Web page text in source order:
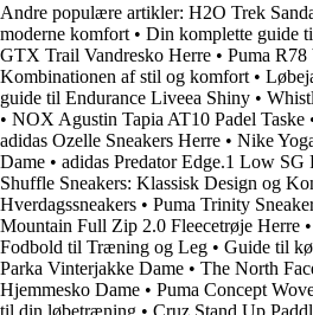
Andre populære artikler: H2O Trek
moderne komfort • Din komplette guide
GTX Trail Vandresko Herre • Puma R78
Kombinationen af stil og komfort •
guide til Endurance Liveea Shiny •
• NOX Agustin Tapia AT10 Padel Taske
adidas Ozelle Sneakers Herre • Nike
Dame • adidas Predator Edge.1 Low SG
Shuffle Sneakers: Klassisk Design og
Hverdagssneakers • Puma Trinity
Mountain Full Zip 2.0 Fleecetrøje Herre •
Fodbold til Træning og Leg • Guide til
Parka Vinterjakke Dame • The North
Hjemmesko Dame • Puma Concept
til din løbetræning • Cruz Stand Up